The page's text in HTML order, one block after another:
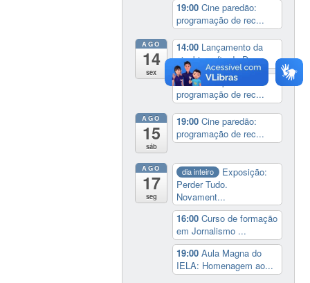
19:00Cine paredão:
programação de rec...
AGO
14
sex
14:00 Lançamento da
cinebiografia de D...
19:00 Cine paredão:
programação de rec...
AGO
15
sáb
19:00Cine paredão:
programação de rec...
AGO
17
seg
dia inteiro
Exposição:
Perder Tudo.
Novament...
16:00Curso de formação
em Jornalismo ...
19:00Aula Magna do
IELA: Homenagem ao...